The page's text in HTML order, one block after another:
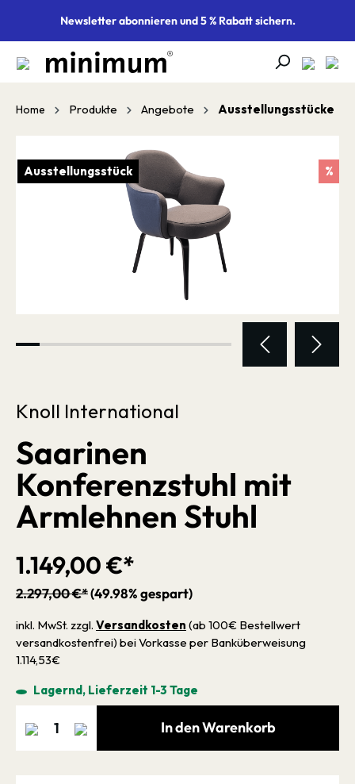
springenNewsletter abonnieren und 5 % Rabatt sichern.
Home Produkte Angebote Ausstellungsstücke
%
Ausstellungsstück
Knoll International
Saarinen
Konferenzstuhl mit
Armlehnen Stuhl
1.149,00 €*
2.297,00 €*(49.98% gespart)
inkl. MwSt. zzgl. Versandkosten (ab 100€ Bestellwert
versandkostenfrei) bei Vorkasse per Banküberweisung
1.114,53€
Lagernd, Lieferzeit 1-3 Tage
In den Warenkorb